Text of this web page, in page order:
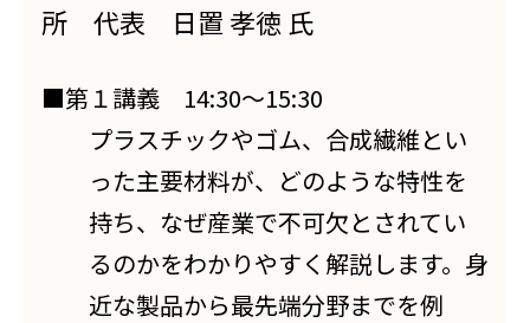
所 代表 日置 孝徳 氏
■第１講義 14:30～15:30
プラスチックやゴム、合成繊維とい
った主要材料が、どのような特性を
持ち、なぜ産業で不可欠とされてい
るのかをわかりやすく解説します。身
近な製品から最先端分野までを例